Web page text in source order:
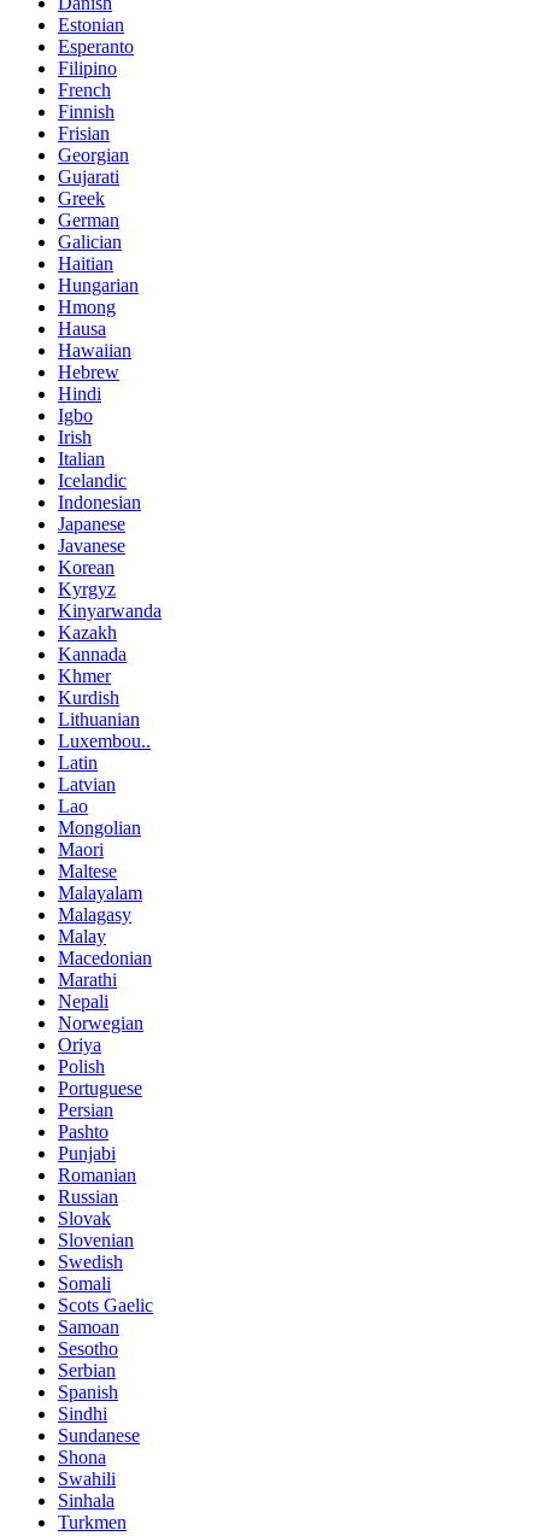
Estonian
Esperanto
Filipino
French
Finnish
Frisian
Georgian
Gujarati
Greek
German
Galician
Haitian
Hungarian
Hmong
Hausa
Hawaiian
Hebrew
Hindi
Igbo
Irish
Italian
Icelandic
Indonesian
Japanese
Javanese
Korean
Kyrgyz
Kinyarwanda
Kazakh
Kannada
Khmer
Kurdish
Lithuanian
Luxembou..
Latin
Latvian
Lao
Mongolian
Maori
Maltese
Malayalam
Malagasy
Malay
Macedonian
Marathi
Nepali
Norwegian
Oriya
Polish
Portuguese
Persian
Pashto
Punjabi
Romanian
Russian
Slovak
Slovenian
Swedish
Somali
Scots Gaelic
Samoan
Sesotho
Serbian
Spanish
Sindhi
Sundanese
Shona
Swahili
Sinhala
Turkmen